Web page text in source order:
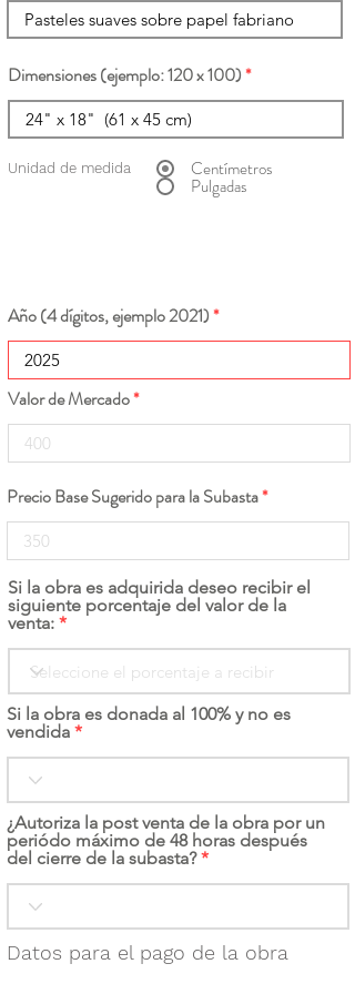
Dimensiones (ejemplo: 120 x 100)
Unidad de medida Centímetros
Pulgadas
Año (4 dígitos, ejemplo 2021)
Valor de Mercado
Precio Base Sugerido para la Subasta
Si la obra es adquirida deseo recibir el
siguiente porcentaje del valor de la
venta:
Si la obra es donada al 100% y no es
vendida
¿Autoriza la post venta de la obra por un
periódo máximo de 48 horas después
del cierre de la subasta?
Datos para el pago de la obra